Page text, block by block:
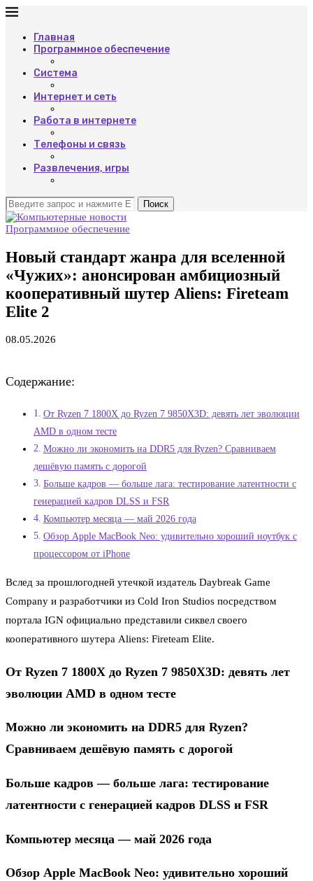
Главная
Программное обеспечение
Система
Интернет и сеть
Работа в интернете
Телефоны и связь
Развлечения, игры
Поиск
Программное обеспечение
Новый стандарт жанра для вселенной
«Чужих»: анонсирован амбициозный
кооперативный шутер Aliens: Fireteam
Elite 2
08.05.2026
Содержание:
От Ryzen 7 1800X до Ryzen 7 9850X3D: девять лет эволюции
AMD в одном тесте
Можно ли экономить на DDR5 для Ryzen? Сравниваем
дешёвую память с дорогой
Больше кадров — больше лага: тестирование латентности с
генерацией кадров DLSS и FSR
Компьютер месяца — май 2026 года
Обзор Apple MacBook Neo: удивительно хороший ноутбук с
процессором от iPhone
Вслед за прошлогодней утечкой издатель Daybreak Game
Company и разработчики из Cold Iron Studios посредством
портала IGN официально представили сиквел своего
кооперативного шутера Aliens: Fireteam Elite.
От Ryzen 7 1800X до Ryzen 7 9850X3D: девять лет
эволюции AMD в одном тесте
Можно ли экономить на DDR5 для Ryzen?
Сравниваем дешёвую память с дорогой
Больше кадров — больше лага: тестирование
латентности с генерацией кадров DLSS и FSR
Компьютер месяца — май 2026 года
Обзор Apple MacBook Neo: удивительно хороший